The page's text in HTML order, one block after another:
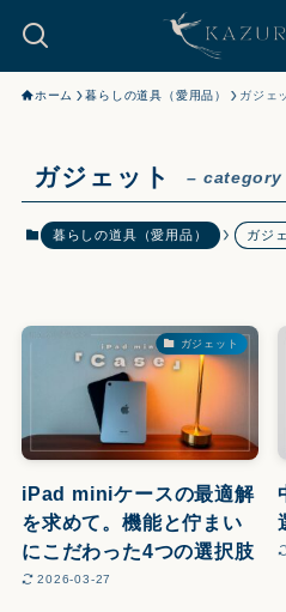
ホーム 暮らしの道具（愛用品） ガジェ
ガジェット – category
暮らしの道具（愛用品） ガジ
ガジェット
iPad miniケースの最適解
を求めて。機能と佇まい
にこだわった4つの選択肢
2026-03-27